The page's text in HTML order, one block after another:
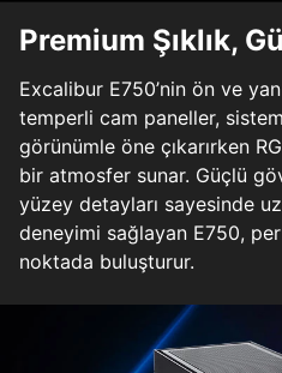
Premium Şıklık,
Excalibur E750’nin ön ve
temperli cam paneller,
görünümle öne çıkarırken
bir atmosfer sunar. Güçlü
yüzey detayları sayesinde
deneyimi sağlayan E750,
noktada buluşturur.